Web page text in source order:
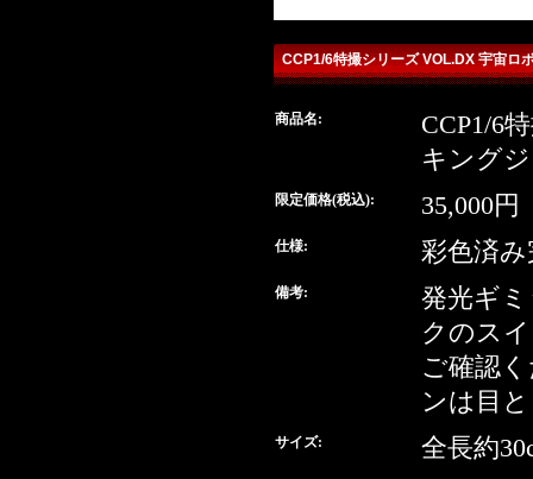
CCP1/6特撮シリーズ VOL.DX 宇宙ロ
detail
商品名:
CCP1/6
キング
限定価格(税込): 35,000円
仕様: 彩色済
備考:
発光ギ
クのス
ご確認
ンは目
サイズ: 全長約